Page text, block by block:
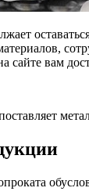
сайте вам